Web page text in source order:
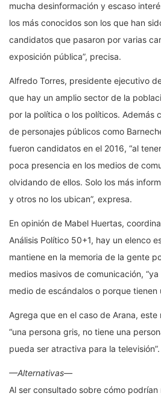
mucha desinformación y escaso
los más conocidos son los que han
candidatos que pasaron por varias
exposición pública”, precisa.
Alfredo Torres, presidente ejecutivo
que hay un amplio sector de la
por la política o los políticos. Además
de personajes públicos como
fueron candidatos en el 2016, “al
poca presencia en los medios de
olvidando de ellos. Solo los más
y otros no los ubican”, expresa.
En opinión de Mabel Huertas,
Análisis Político 50+1, hay un elenco
mantiene en la memoria de la gente
medios masivos de comunicación,
medio de escándalos o porque tienen
Agrega que en el caso de Arana,
“una persona gris, no tiene una
pueda ser atractiva para la televisión”.
—Alternativas—
Al ser consultado sobre cómo